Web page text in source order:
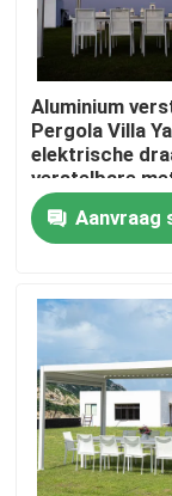
Fabrieksreis
Contacteer
Verzoek om
De Pergola
De Pergola
Aluminium
Pergola Villa
elektrische
verstelbare
uittrekbaar dak
Aanvraag